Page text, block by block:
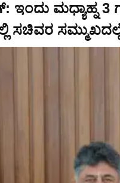
ಇಂದು ಮಧ್ಯಾಹ್ನ
ಸಚಿವರ